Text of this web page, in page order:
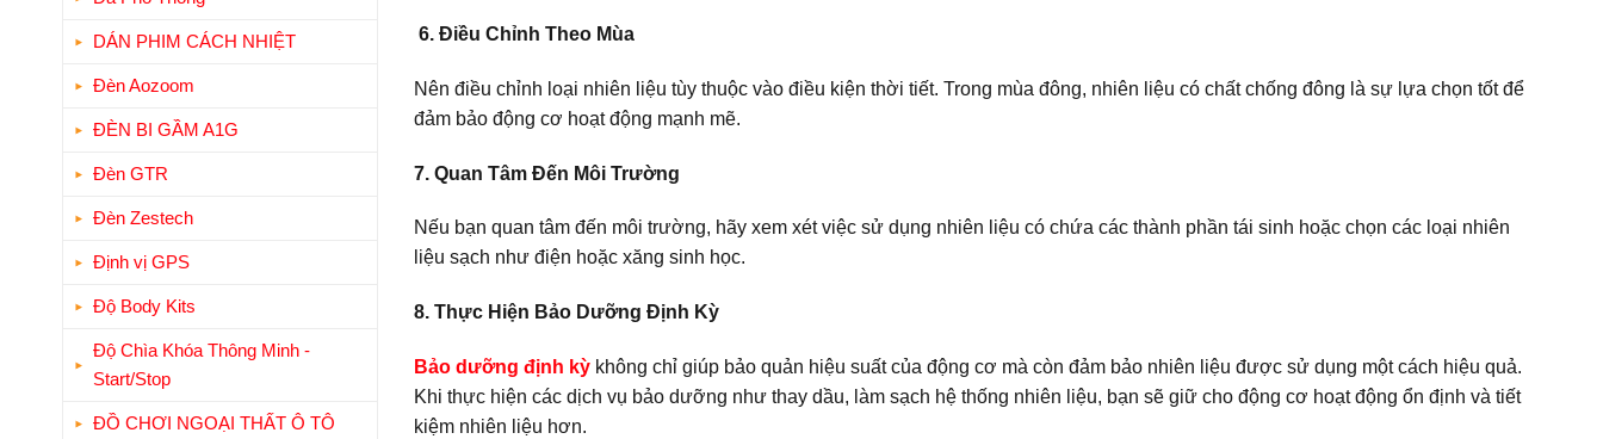
DÁN PHIM CÁCH NHIỆT
Đèn Aozoom
ĐÈN BI GẦM A1G
Đèn GTR
Đèn Zestech
Định vị GPS
Độ Body Kits
Độ Chìa Khóa Thông Minh -
Start/Stop
ĐỒ CHƠI NGOẠI THẤT Ô TÔ
6. Điều Chỉnh Theo Mùa
Nên điều chỉnh loại nhiên liệu tùy thuộc vào điều kiện thời tiết. Trong mùa đông, nhiên liệu có chất chống đông là sự lựa chọn tốt để
đảm bảo động cơ hoạt động mạnh mẽ.
7. Quan Tâm Đến Môi Trường
Nếu bạn quan tâm đến môi trường, hãy xem xét việc sử dụng nhiên liệu có chứa các thành phần tái sinh hoặc chọn các loại nhiên
liệu sạch như điện hoặc xăng sinh học.
8. Thực Hiện Bảo Dưỡng Định Kỳ
Bảo dưỡng định kỳ không chỉ giúp bảo quản hiệu suất của động cơ mà còn đảm bảo nhiên liệu được sử dụng một cách hiệu quả.
Khi thực hiện các dịch vụ bảo dưỡng như thay dầu, làm sạch hệ thống nhiên liệu, bạn sẽ giữ cho động cơ hoạt động ổn định và tiết
kiệm nhiên liệu hơn.